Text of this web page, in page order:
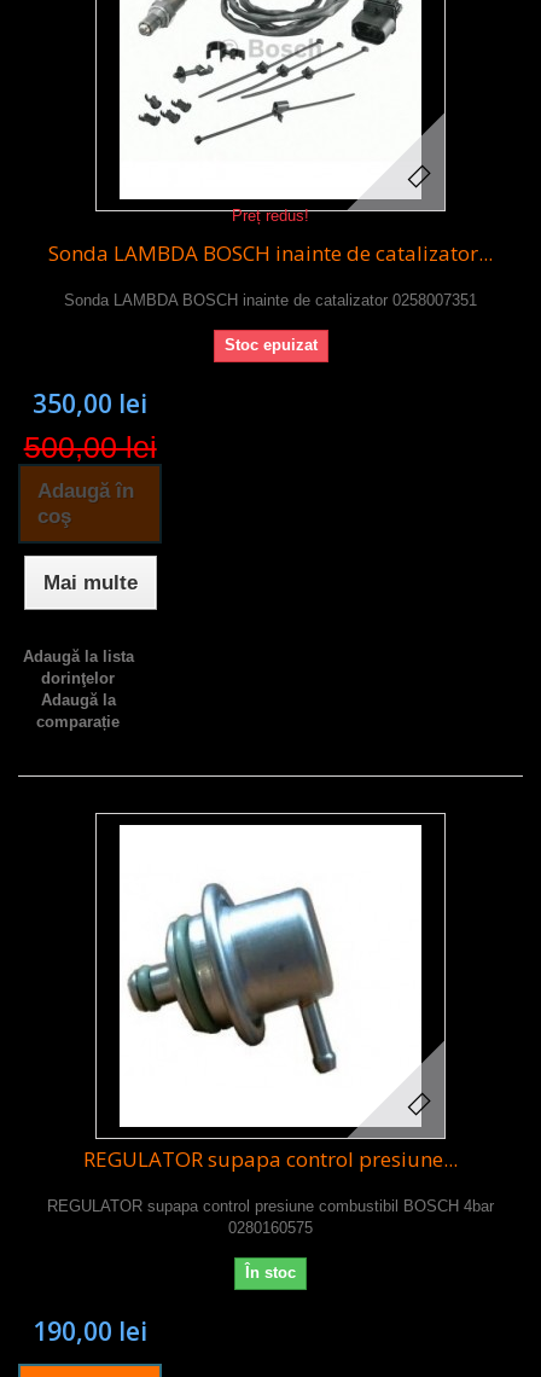
Preț redus!
Sonda LAMBDA BOSCH inainte de catalizator...
Sonda LAMBDA BOSCH inainte de catalizator 0258007351
Stoc epuizat
350,00 lei
500,00 lei
Adaugă în
coş
Mai multe
Adaugă la lista
dorinţelor
Adaugă la
comparație
REGULATOR supapa control presiune...
REGULATOR supapa control presiune combustibil BOSCH 4bar
0280160575
În stoc
190,00 lei